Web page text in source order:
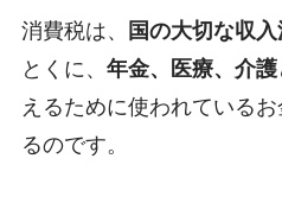
消費税は、 国の大切な収入
とくに、 年金、医療、介
えるために使われている
るのです。